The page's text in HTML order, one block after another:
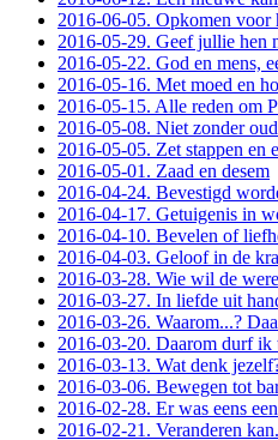
2016-06-05. Opkomen voor
2016-05-29. Geef jullie hen
2016-05-22. God en mens,
2016-05-16. Met moed en
2016-05-15. Alle reden om
2016-05-08. Niet zonder
2016-05-05. Zet stappen en
2016-05-01. Zaad en desem
2016-04-24. Bevestigd
2016-04-17. Getuigenis in
2016-04-10. Bevelen of
2016-04-03. Geloof in de
2016-03-28. Wie wil de
2016-03-27. In liefde uit
2016-03-26. Waarom...?
2016-03-20. Daarom durf ik
2016-03-13. Wat denk
2016-03-06. Bewegen tot
2016-02-28. Er was eens
2016-02-21. Veranderen